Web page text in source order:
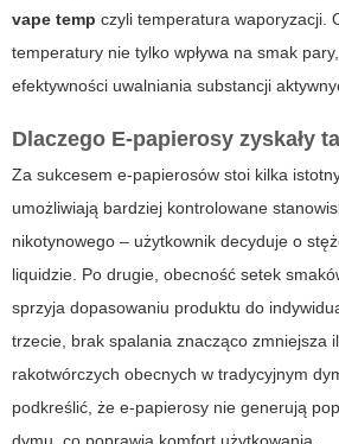
vape temp czyli temperatura waporyzacji.
temperatury nie tylko wpływa na smak
efektywności uwalniania substancji
Dlaczego E-papierosy zyskały
Za sukcesem e-papierosów stoi kilka
umożliwiają bardziej kontrolowane
nikotynowego – użytkownik decyduje o
liquidzie. Po drugie, obecność setek
sprzyja dopasowaniu produktu do
trzecie, brak spalania znacząco zmniejsza
rakotwórczych obecnych w tradycyjnym
podkreślić, że e-papierosy nie generują